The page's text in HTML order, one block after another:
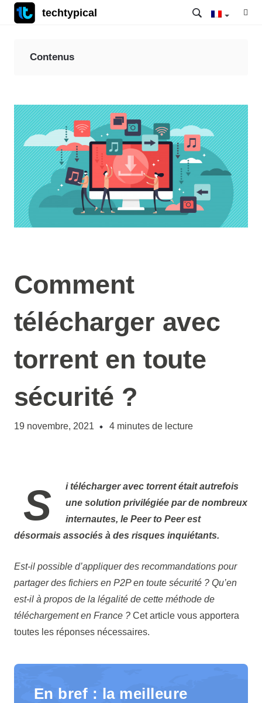
techtypical
Comment
télécharger avec
torrent en toute
sécurité ?
19 novembre, 2021 4 minutes de lecture
Si télécharger avec torrent était autrefois
une solution privilégiée par de nombreux
internautes, le Peer to Peer est
désormais associés à des risques inquiétants.
Est-il possible d’appliquer des recommandations pour
partager des fichiers en P2P en toute sécurité ? Qu’en
est-il à propos de la légalité de cette méthode de
téléchargement en France ?Cet article vous apportera
toutes les réponses nécessaires.
En bref : la meilleure
Contenus